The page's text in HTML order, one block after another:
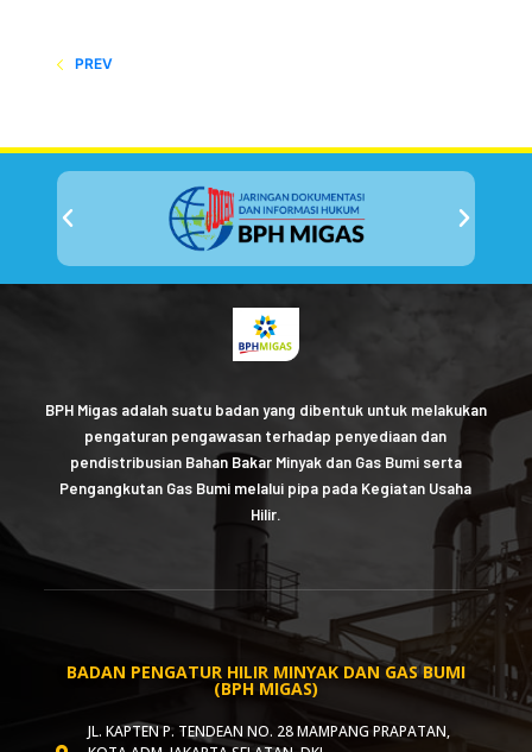
PREV
BPH Migas adalah suatu badan yang dibentuk untuk melakukan
pengaturan pengawasan terhadap penyediaan dan
pendistribusian Bahan Bakar Minyak dan Gas Bumi serta
Pengangkutan Gas Bumi melalui pipa pada Kegiatan Usaha
Hilir.
BADAN PENGATUR HILIR MINYAK DAN GAS BUMI
(BPH MIGAS)
JL. KAPTEN P. TENDEAN NO. 28 MAMPANG PRAPATAN,